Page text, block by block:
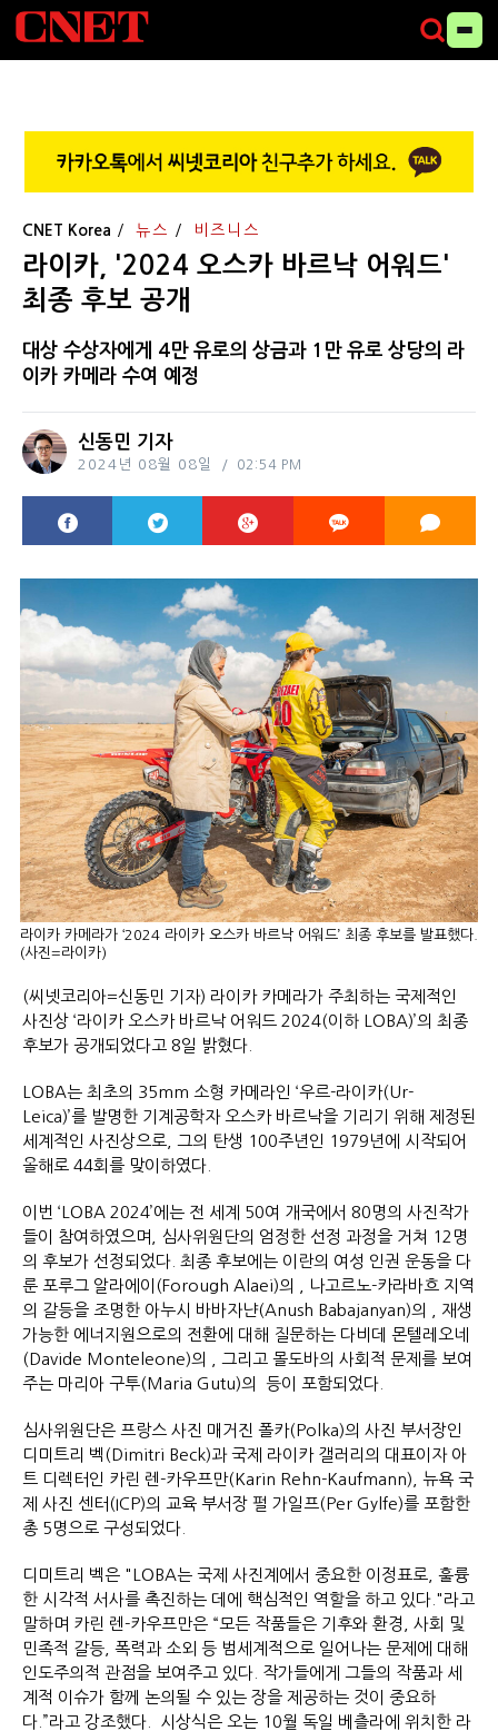
CNET Korea 뉴스 비즈니스
라이카, '2024 오스카 바르낙 어워드'
최종 후보 공개
대상 수상자에게 4만 유로의 상금과 1만 유로 상당의 라
이카 카메라 수여 예정
신동민 기자
2024년 08월 08일 02:54 PM
라이카 카메라가 ‘2024 라이카 오스카 바르낙 어워드’ 최종 후보를 발표했다.
(사진=라이카)
(씨넷코리아=신동민 기자) 라이카 카메라가 주최하는 국제적인
사진상 ‘라이카 오스카 바르낙 어워드 2024(이하 LOBA)’의 최종
후보가 공개되었다고 8일 밝혔다.
LOBA는 최초의 35mm 소형 카메라인 ‘우르-라이카(Ur-
Leica)’를 발명한 기계공학자 오스카 바르낙을 기리기 위해 제정된
세계적인 사진상으로, 그의 탄생 100주년인 1979년에 시작되어
올해로 44회를 맞이하였다.
이번 ‘LOBA 2024’에는 전 세계 50여 개국에서 80명의 사진작가
들이 참여하였으며, 심사위원단의 엄정한 선정 과정을 거쳐 12명
의 후보가 선정되었다. 최종 후보에는 이란의 여성 인권 운동을 다
룬 포루그 알라에이(Forough Alaei)의 , 나고르노-카라바흐 지역
의 갈등을 조명한 아누시 바바자냔(Anush Babajanyan)의 , 재생
가능한 에너지원으로의 전환에 대해 질문하는 다비데 몬텔레오네
(Davide Monteleone)의 , 그리고 몰도바의 사회적 문제를 보여
주는 마리아 구투(Maria Gutu)의 등이 포함되었다.
심사위원단은 프랑스 사진 매거진 폴카(Polka)의 사진 부서장인
디미트리 벡(Dimitri Beck)과 국제 라이카 갤러리의 대표이자 아
트 디렉터인 카린 렌-카우프만(Karin Rehn-Kaufmann), 뉴욕 국
제 사진 센터(ICP)의 교육 부서장 펄 가일프(Per Gylfe)를 포함한
총 5명으로 구성되었다.
디미트리 벡은 "LOBA는 국제 사진계에서 중요한 이정표로, 훌륭
한 시각적 서사를 촉진하는 데에 핵심적인 역할을 하고 있다."라고
말하며 카린 렌-카우프만은 “모든 작품들은 기후와 환경, 사회 및
민족적 갈등, 폭력과 소외 등 범세계적으로 일어나는 문제에 대해
인도주의적 관점을 보여주고 있다. 작가들에게 그들의 작품과 세
계적 이슈가 함께 논의될 수 있는 장을 제공하는 것이 중요하
다.”라고 강조했다. 시상식은 오는 10월 독일 베츨라에 위치한 라